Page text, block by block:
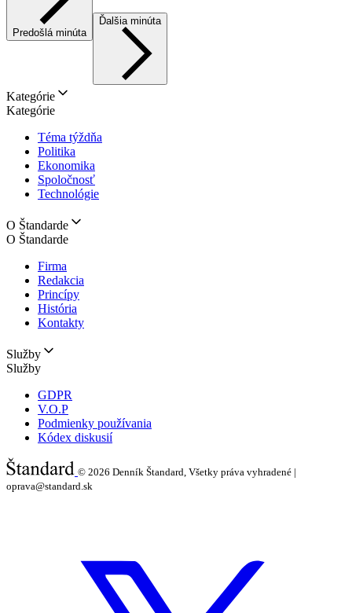
Predošlá minúta
Ďalšia minúta
Kategórie
Kategórie
Téma týždňa
Politika
Ekonomika
Spoločnosť
Technológie
O Štandarde
O Štandarde
Firma
Redakcia
Princípy
História
Kontakty
Služby
Služby
GDPR
V.O.P
Podmienky používania
Kódex diskusií
© 2026 Denník Štandard, Všetky práva vyhradené |
oprava@standard.sk